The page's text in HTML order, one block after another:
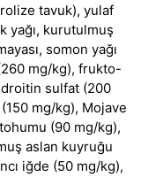
tavuk), yulaf
yağı, kurutulmuş
somon yağı
mg/kg), frukto-
sulfat (200
mg/kg), Mojave
(90 mg/kg),
aslan kuyruğu
iğde (50 mg/kg),